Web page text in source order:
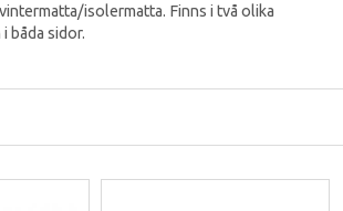
isolermatta. Finns i två olika
båda sidor.